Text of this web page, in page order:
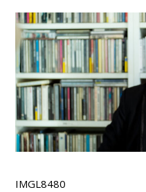
IMGL8480